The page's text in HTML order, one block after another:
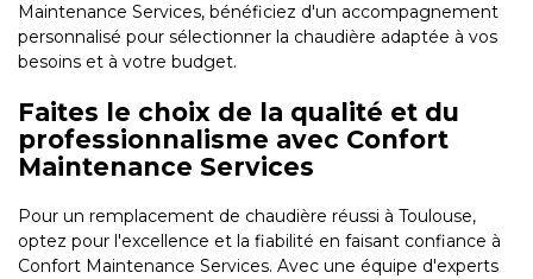
Maintenance Services, bénéficiez d'un accompagnement
personnalisé pour sélectionner la chaudière adaptée à vos
besoins et à votre budget.
Faites le choix de la qualité et du
professionnalisme avec Confort
Maintenance Services
Pour un remplacement de chaudière réussi à Toulouse,
optez pour l'excellence et la fiabilité en faisant confiance à
Confort Maintenance Services. Avec une équipe d'experts